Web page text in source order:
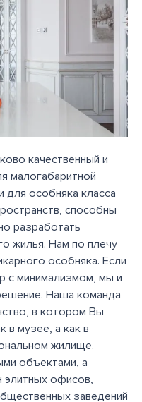
качественный и
малогабаритной
для особняка класса
способны
разработать
жилья. Нам по плечу
особняка. Если
с минимализмом, мы и
Наша команда
в котором Вы
в музее, а как в
жилище.
объектами, а
элитных офисов,
заведений